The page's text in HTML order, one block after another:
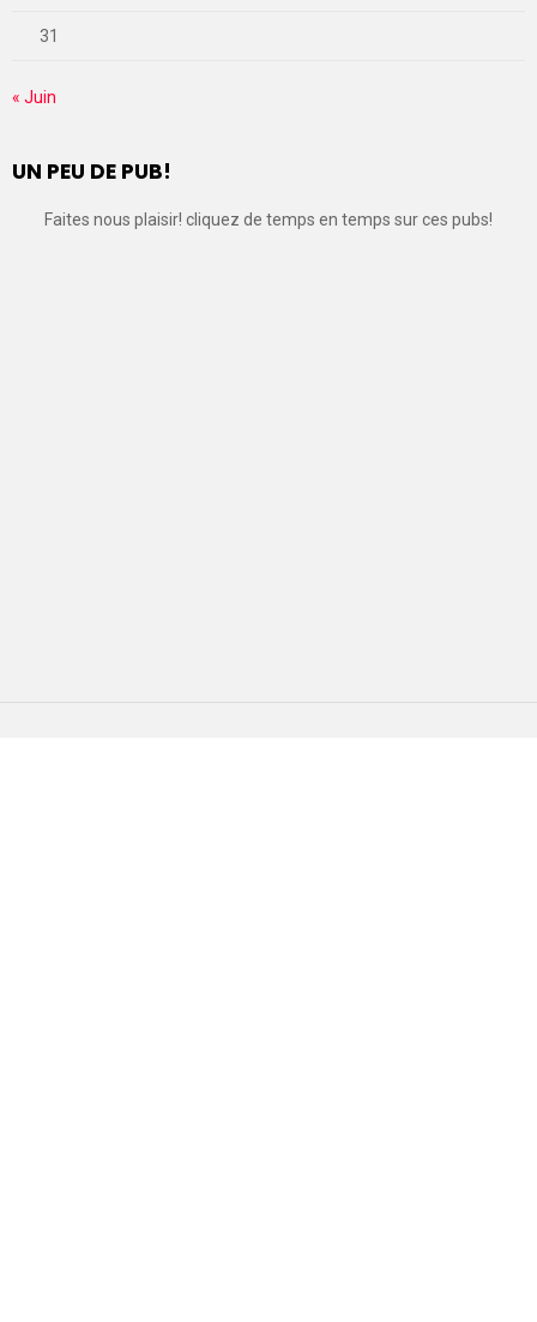
31
« Juin
UN PEU DE PUB!
Faites nous plaisir! cliquez de temps en temps sur ces pubs!